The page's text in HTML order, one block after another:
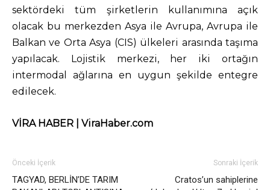
sektördeki tüm şirketlerin kullanımına açık
olacak bu merkezden Asya ile Avrupa, Avrupa ile
Balkan ve Orta Asya (CIS) ülkeleri arasında taşıma
yapılacak. Lojistik merkezi, her iki ortağın
intermodal ağlarına en uygun şekilde entegre
edilecek.
VİRA HABER | ViraHaber.com
Önceki İçerik
TAGYAD, BERLİN’DE TARIM
Sonraki İçerik
Cratos’un sahiplerine